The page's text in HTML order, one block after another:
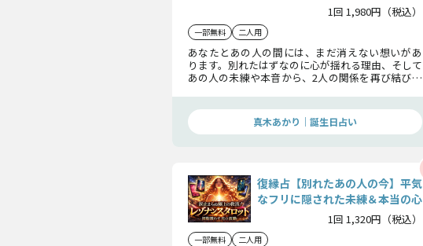
1回 1,980円（税込）
一部無料 二人用
あなたとあの人の間には、まだ消えない想いがあ
ります。別れたはずなのに心が揺れる理由、そして
あの人の未練や本音から、2人の関係を再び結びつ
真木あかり｜誕生日占い
復縁占【別れたあの人の今】平気
なフリに隠された未練＆本当の心
1回 1,320円（税込）
一部無料 二人用